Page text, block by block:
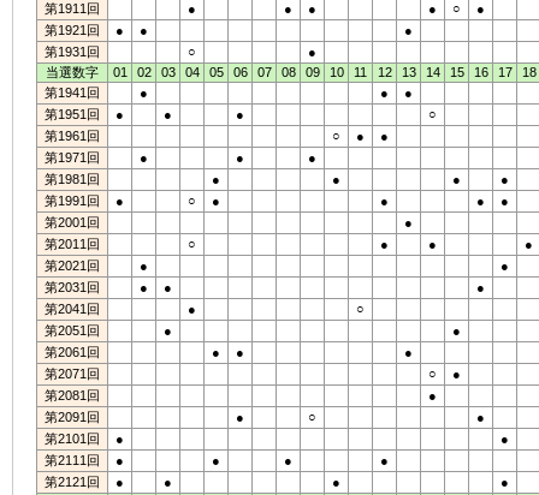
第1911回
● ● ● ● ○
●
第1921回
● ●
●
第1931回
○
●
当選数字
01 02 03 04 05 06 07 08 09 10 11 12 13 14 15 16 17
18
第1941回
● ●
●
第1951回
● ● ●
○
第1961回
○ ●
●
第1971回
● ●
●
第1981回
● ● ●
●
第1991回
● ○ ● ● ●
●
第2001回
●
第2011回
○ ● ●
●
第2021回
●
●
第2031回
● ●
●
第2041回
●
○
第2051回
●
●
第2061回
● ●
●
第2071回
○
●
第2081回
●
第2091回
● ○
●
第2101回
●
●
第2111回
● ● ●
●
第2121回
● ● ●
●